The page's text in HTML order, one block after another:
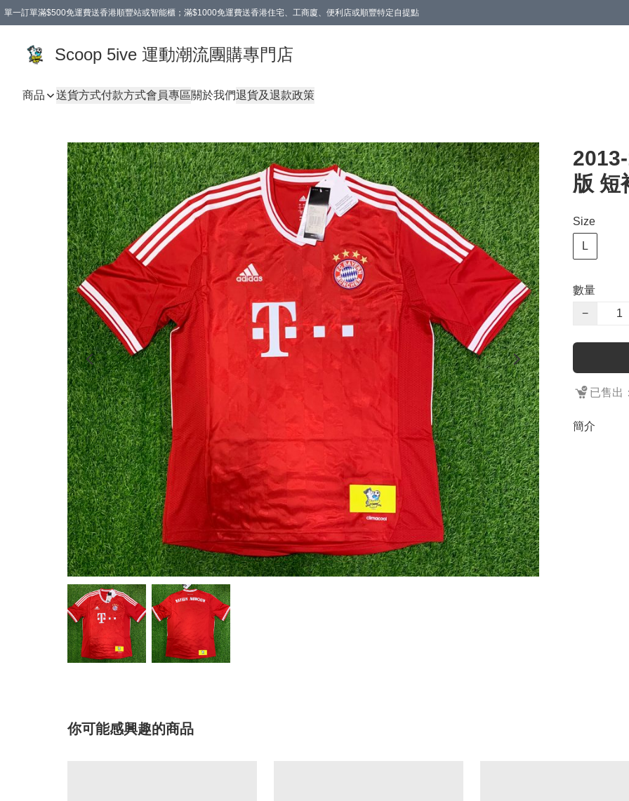
單一訂單滿$500免運費送香港順豐站或智能櫃；滿$1000免運費送香港住宅、工商廈、便利店或順豐特定自提點
Scoop 5ive 運動潮流團購專門店
商品 送貨方式付款方式會員專區關於我們退貨及退款政策
版 短
Size
L
數量
−
已售出
簡介
你可能感興趣的商品